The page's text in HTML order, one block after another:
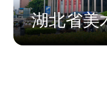
湖北省美